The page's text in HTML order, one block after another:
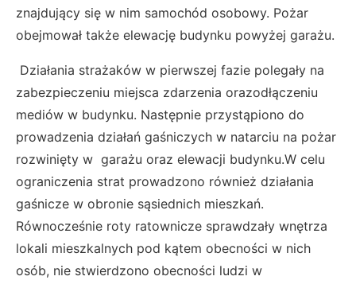
znajdujący się w nim samochód osobowy. Pożar
obejmował także elewację budynku powyżej garażu.
Działania strażaków w pierwszej fazie polegały na
zabezpieczeniu miejsca zdarzenia orazodłączeniu
mediów w budynku. Następnie przystąpiono do
prowadzenia działań gaśniczych w natarciu na pożar
rozwinięty w garażu oraz elewacji budynku.W celu
ograniczenia strat prowadzono również działania
gaśnicze w obronie sąsiednich mieszkań.
Równocześnie roty ratownicze sprawdzały wnętrza
lokali mieszkalnych pod kątem obecności w nich
osób, nie stwierdzono obecności ludzi w